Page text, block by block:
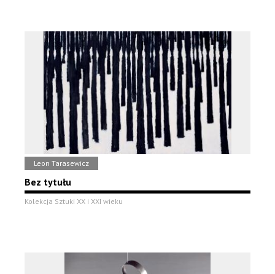
Leon Tarasewicz
Bez tytułu
Kolekcja Sztuki XX i XXI wieku